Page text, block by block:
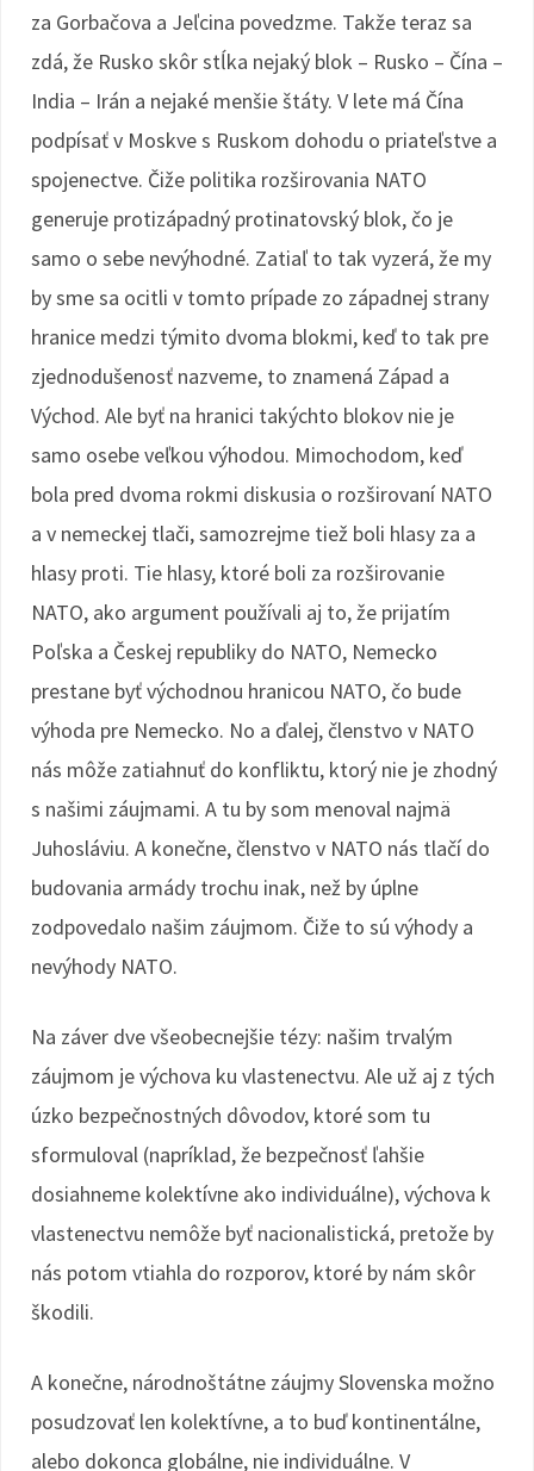
za Gorbačova a Jeľcina povedzme. Takže teraz sa
zdá, že Rusko skôr stĺka nejaký blok – Rusko – Čína –
India – Irán a nejaké menšie štáty. V lete má Čína
podpísať v Moskve s Ruskom dohodu o priateľstve a
spojenectve. Čiže politika rozširovania NATO
generuje protizápadný protinatovský blok, čo je
samo o sebe nevýhodné. Zatiaľ to tak vyzerá, že my
by sme sa ocitli v tomto prípade zo západnej strany
hranice medzi týmito dvoma blokmi, keď to tak pre
zjednodušenosť nazveme, to znamená Západ a
Východ. Ale byť na hranici takýchto blokov nie je
samo osebe veľkou výhodou. Mimochodom, keď
bola pred dvoma rokmi diskusia o rozširovaní NATO
a v nemeckej tlači, samozrejme tiež boli hlasy za a
hlasy proti. Tie hlasy, ktoré boli za rozširovanie
NATO, ako argument používali aj to, že prijatím
Poľska a Českej republiky do NATO, Nemecko
prestane byť východnou hranicou NATO, čo bude
výhoda pre Nemecko. No a ďalej, členstvo v NATO
nás môže zatiahnuť do konfliktu, ktorý nie je zhodný
s našimi záujmami. A tu by som menoval najmä
Juhosláviu. A konečne, členstvo v NATO nás tlačí do
budovania armády trochu inak, než by úplne
zodpovedalo našim záujmom. Čiže to sú výhody a
nevýhody NATO.
Na záver dve všeobecnejšie tézy: našim trvalým
záujmom je výchova ku vlastenectvu. Ale už aj z tých
úzko bezpečnostných dôvodov, ktoré som tu
sformuloval (napríklad, že bezpečnosť ľahšie
dosiahneme kolektívne ako individuálne), výchova k
vlastenectvu nemôže byť nacionalistická, pretože by
nás potom vtiahla do rozporov, ktoré by nám skôr
škodili.
A konečne, národnoštátne záujmy Slovenska možno
posudzovať len kolektívne, a to buď kontinentálne,
alebo dokonca globálne, nie individuálne. V